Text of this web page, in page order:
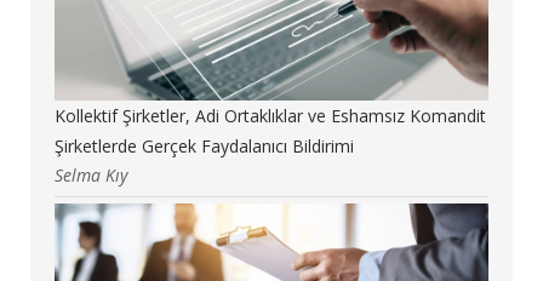
Kollektif Şirketler, Adi Ortaklıklar ve Eshamsız Komandit
Şirketlerde Gerçek Faydalanıcı Bildirimi
Selma Kıy